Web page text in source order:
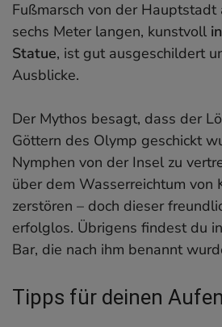
Fußmarsch von der Hauptstadt
sechs Meter langen, kunstvoll
Statue, ist gut ausgeschildert
Ausblicke.
Der Mythos besagt, dass der
Göttern des Olymp geschickt
Nymphen von der Insel zu
über dem Wasserreichtum von
zerstören – doch dieser
erfolglos. Übrigens findest du
Bar, die nach ihm benannt
Tipps für deinen